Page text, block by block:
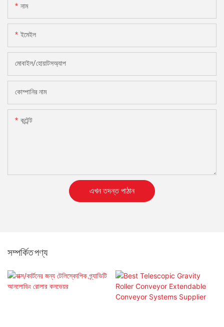
নাম
ইমেইল
মোবাইল/হোয়াটসঅ্যাপ
কোম্পানির নাম
কন্টেন্ট
এখন তদন্ত পাঠান
সম্পর্কিত পণ্য